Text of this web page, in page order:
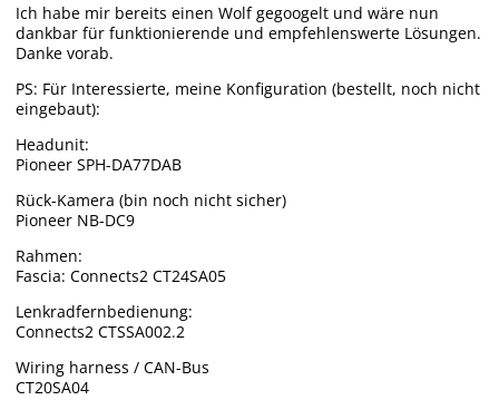
Ich habe mir bereits einen Wolf gegoogelt und wäre nun
dankbar für funktionierende und empfehlenswerte Lösungen.
Danke vorab.
PS: Für Interessierte, meine Konfiguration (bestellt, noch nicht
eingebaut):
Headunit:
Pioneer SPH-DA77DAB
Rück-Kamera (bin noch nicht sicher)
Pioneer NB-DC9
Rahmen:
Fascia: Connects2 CT24SA05
Lenkradfernbedienung:
Connects2 CTSSA002.2
Wiring harness / CAN-Bus
CT20SA04